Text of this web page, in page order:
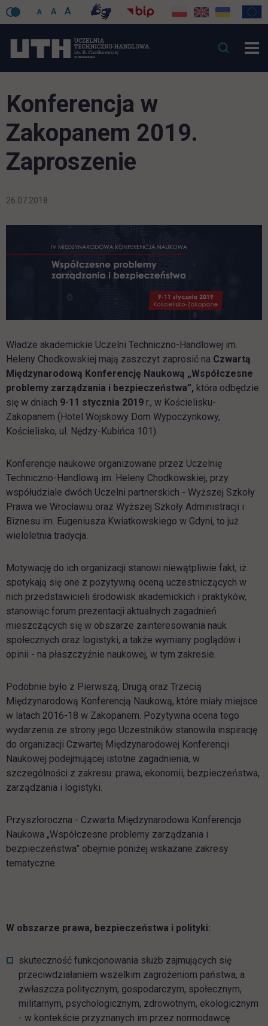
A A A
Konferencja w
Zakopanem 2019.
Zaproszenie
26.07.2018
Władze akademickie Uczelni Techniczno-Handlowej im.
Heleny Chodkowskiej mają zaszczyt zaprosić na Czwartą
Międzynarodową Konferencję Naukową „Współczesne
problemy zarządzania i bezpieczeństwa”, która odbędzie
się w dniach 9-11 stycznia 2019 r., w Kościelisku-
Zakopanem (Hotel Wojskowy Dom Wypoczynkowy,
Kościelisko, ul. Nędzy-Kubińca 101).
Konferencje naukowe organizowane przez Uczelnię
Techniczno-Handlową im. Heleny Chodkowskiej, przy
współudziale dwóch Uczelni partnerskich - Wyższej Szkoły
Prawa we Wrocławiu oraz Wyższej Szkoły Administracji i
Biznesu im. Eugeniusza Kwiatkowskiego w Gdyni, to już
wieloletnia tradycja.
Motywację do ich organizacji stanowi niewątpliwie fakt, iż
spotykają się one z pozytywną oceną uczestniczących w
nich przedstawicieli środowisk akademickich i praktyków,
stanowiąc forum prezentacji aktualnych zagadnień
mieszczących się w obszarze zainteresowania nauk
społecznych oraz logistyki, a także wymiany poglądów i
opinii - na płaszczyźnie naukowej, w tym zakresie.
Podobnie było z Pierwszą, Drugą oraz Trzecią
Międzynarodową Konferencją Naukową, które miały miejsce
w latach 2016-18 w Zakopanem. Pozytywna ocena tego
wydarzenia ze strony jego Uczestników stanowiła inspirację
do organizacji Czwartej Międzynarodowej Konferencji
Naukowej podejmującej istotne zagadnienia, w
szczególności z zakresu: prawa, ekonomii, bezpieczeństwa,
zarządzania i logistyki.
Przyszłoroczna - Czwarta Międzynarodowa Konferencja
Naukowa „Współczesne problemy zarządzania i
bezpieczeństwa” obejmie poniżej wskazane zakresy
tematyczne.
W obszarze prawa, bezpieczeństwa i polityki:
skuteczność funkcjonowania służb zajmujących się
przeciwdziałaniem wszelkim zagrożeniom państwa, a
zwłaszcza politycznym, gospodarczym, społecznym,
militarnym, psychologicznym, zdrowotnym, ekologicznym
- w kontekście przyznanych im przez normodawcę